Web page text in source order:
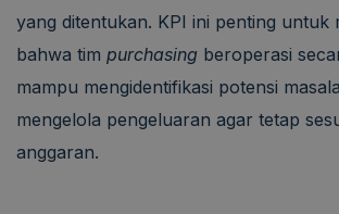
yang ditentukan. KPI ini penting untuk
bahwa tim purchasing beroperasi
mampu mengidentifikasi potensi
mengelola pengeluaran agar tetap
anggaran.